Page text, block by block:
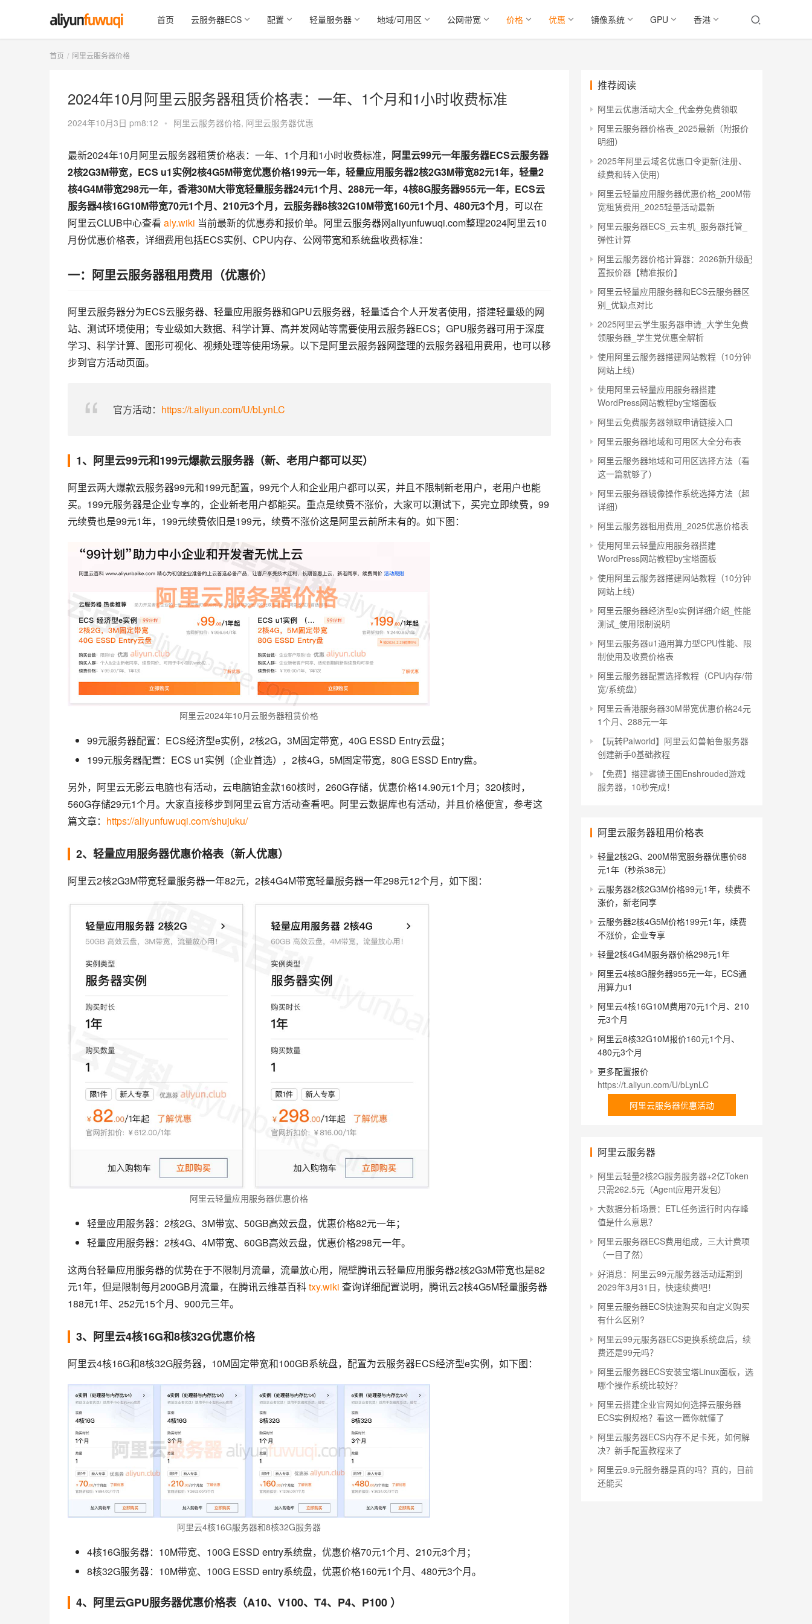
首页 云服务器ECS 配置 轻量服务器 地域/可用区 公网带宽 价格 优惠 镜像系统 GPU 香港
首页 阿里云服务器价格
2024年10月阿里云服务器租赁价格表：一年、1个月和1小时收费标准
2024年10月3日 pm8:12 • 阿里云服务器价格, 阿里云服务器优惠
最新2024年10月阿里云服务器租赁价格表：一年、1个月和1小时收费标准， 阿里云99元一年服务器ECS云服务器
2核2G3M带宽，ECS u1实例2核4G5M带宽优惠价格199元一年，轻量应用服务器2核2G3M带宽82元1年，轻量2
核4G4M带宽298元一年，香港30M大带宽轻量服务器24元1个月、288元一年，4核8G服务器955元一年，ECS云
服务器4核16G10M带宽70元1个月、210元3个月，云服务器8核32G10M带宽160元1个月、480元3个月，可以在
阿里云CLUB中心查看 aly.wiki 当前最新的优惠券和报价单。阿里云服务器网aliyunfuwuqi.com整理2024阿里云10
月份优惠价格表，详细费用包括ECS实例、CPU内存、公网带宽和系统盘收费标准：
一：阿里云服务器租用费用（优惠价）
阿里云服务器分为ECS云服务器、轻量应用服务器和GPU云服务器，轻量适合个人开发者使用，搭建轻量级的网
站、测试环境使用；专业级如大数据、科学计算、高并发网站等需要使用云服务器ECS；GPU服务器可用于深度
学习、科学计算、图形可视化、视频处理等使用场景。以下是阿里云服务器网整理的云服务器租用费用，也可以移
步到官方活动页面。
官方活动： https://t.aliyun.com/U/bLynLC
1、阿里云99元和199元爆款云服务器（新、老用户都可以买）
阿里云两大爆款云服务器99元和199元配置，99元个人和企业用户都可以买，并且不限制新老用户，老用户也能
买。199元服务器是企业专享的，企业新老用户都能买。重点是续费不涨价，大家可以测试下，买完立即续费，99
元续费也是99元1年，199元续费依旧是199元，续费不涨价这是阿里云前所未有的。如下图：
阿里云2024年10月云服务器租赁价格
99元服务器配置：ECS经济型e实例，2核2G，3M固定带宽，40G ESSD Entry云盘；
199元服务器配置：ECS u1实例（企业首选），2核4G，5M固定带宽，80G ESSD Entry盘。
另外，阿里云无影云电脑也有活动，云电脑铂金款160核时，260G存储，优惠价格14.90元1个月；320核时，
560G存储29元1个月。大家直接移步到阿里云官方活动查看吧。阿里云数据库也有活动，并且价格便宜，参考这
篇文章： https://aliyunfuwuqi.com/shujuku/
2、轻量应用服务器优惠价格表（新人优惠）
阿里云2核2G3M带宽轻量服务器一年82元，2核4G4M带宽轻量服务器一年298元12个月，如下图：
阿里云轻量应用服务器优惠价格
轻量应用服务器：2核2G、3M带宽、50GB高效云盘，优惠价格82元一年；
轻量应用服务器：2核4G、4M带宽、60GB高效云盘，优惠价格298元一年。
这两台轻量应用服务器的优势在于不限制月流量，流量放心用，隔壁腾讯云轻量应用服务器2核2G3M带宽也是82
元1年，但是限制每月200GB月流量，在腾讯云维基百科 txy.wiki 查询详细配置说明，腾讯云2核4G5M轻量服务器
188元1年、252元15个月、900元三年。
3、阿里云4核16G和8核32G优惠价格
阿里云4核16G和8核32G服务器，10M固定带宽和100GB系统盘，配置为云服务器ECS经济型e实例，如下图：
阿里云4核16G服务器和8核32G服务器
4核16G服务器：10M带宽、100G ESSD entry系统盘，优惠价格70元1个月、210元3个月；
8核32G服务器：10M带宽、100G ESSD entry系统盘，优惠价格160元1个月、480元3个月。
4、阿里云GPU服务器优惠价格表（A10、V100、T4、P4、P100 ）
推荐阅读
阿里云优惠活动大全_代金券免费领取
阿里云服务器价格表_2025最新（附报价
明细）
2025年阿里云域名优惠口令更新(注册、
续费和转入使用)
阿里云轻量应用服务器优惠价格_200M带
宽租赁费用_2025轻量活动最新
阿里云服务器ECS_云主机_服务器托管_
弹性计算
阿里云服务器价格计算器：2026新升级配
置报价器【精准报价】
阿里云轻量应用服务器和ECS云服务器区
别_优缺点对比
2025阿里云学生服务器申请_大学生免费
领服务器_学生党优惠全解析
使用阿里云服务器搭建网站教程（10分钟
网站上线）
使用阿里云轻量应用服务器搭建
WordPress网站教程by宝塔面板
阿里云免费服务器领取申请链接入口
阿里云服务器地域和可用区大全分布表
阿里云服务器地域和可用区选择方法（看
这一篇就够了）
阿里云服务器镜像操作系统选择方法（超
详细）
阿里云服务器租用费用_2025优惠价格表
使用阿里云轻量应用服务器搭建
WordPress网站教程by宝塔面板
使用阿里云服务器搭建网站教程（10分钟
网站上线）
阿里云服务器经济型e实例详细介绍_性能
测试_使用限制说明
阿里云服务器u1通用算力型CPU性能、限
制使用及收费价格表
阿里云服务器配置选择教程（CPU内存/带
宽/系统盘）
阿里云香港服务器30M带宽优惠价格24元
1个月、288元一年
【玩转Palworld】阿里云幻兽帕鲁服务器
创建新手0基础教程
【免费】搭建雾锁王国Enshrouded游戏
服务器，10秒完成！
阿里云服务器租用价格表
轻量2核2G、200M带宽服务器优惠价68
元1年（秒杀38元）
云服务器2核2G3M价格99元1年，续费不
涨价，新老同享
云服务器2核4G5M价格199元1年，续费
不涨价，企业专享
轻量2核4G4M服务器价格298元1年
阿里云4核8G服务器955元一年，ECS通
用算力u1
阿里云4核16G10M费用70元1个月、210
元3个月
阿里云8核32G10M报价160元1个月、
480元3个月
更多配置报价
https://t.aliyun.com/U/bLynLC
阿里云服务器优惠活动
阿里云服务器
阿里云轻量2核2G服务服务器+2亿Token
只需262.5元（Agent应用开发包）
大数据分析场景：ETL任务运行时内存峰
值是什么意思？
阿里云服务器ECS费用组成，三大计费项
（一目了然）
好消息：阿里云99元服务器活动延期到
2029年3月31日，快速续费吧！
阿里云服务器ECS快速购买和自定义购买
有什么区别?
阿里云99元服务器ECS更换系统盘后，续
费还是99元吗？
阿里云服务器ECS安装宝塔Linux面板，选
哪个操作系统比较好？
阿里云搭建企业官网如何选择云服务器
ECS实例规格？看这一篇你就懂了
阿里云服务器ECS内存不足卡死，如何解
决？新手配置教程来了
阿里云9.9元服务器是真的吗？真的，目前
还能买